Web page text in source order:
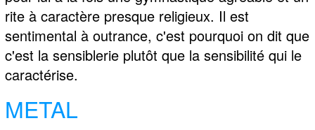
rite à caractère presque religieux. Il est
sentimental à outrance, c'est pourquoi on dit que
c'est la sensiblerie plutôt que la sensibilité qui le
caractérise.
METAL